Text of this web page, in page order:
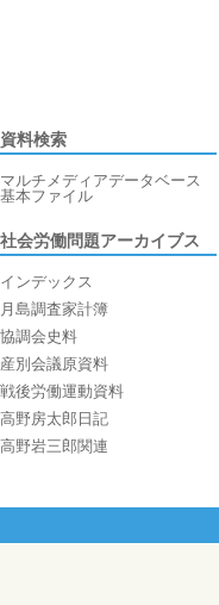
資料検索
マルチメディアデータベース
基本ファイル
社会労働問題アーカイブス
インデックス
月島調査家計簿
協調会史料
産別会議原資料
戦後労働運動資料
高野房太郎日記
高野岩三郎関連